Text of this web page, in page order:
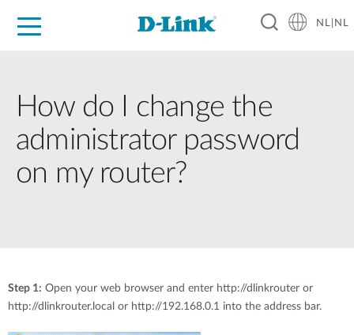
NL|NL
How do I change the
administrator password
on my router?
Step 1: Open your web browser and enter http://dlinkrouter or
http://dlinkrouter.local or http://192.168.0.1 into the address bar.